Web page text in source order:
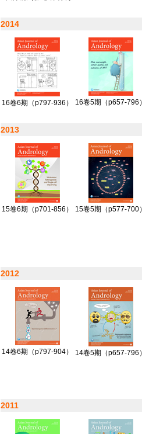
2014
16卷6期（p797-936） 16卷5期（p657-796
2013
15卷6期（p701-856） 15卷5期（p577-700
2012
14卷6期（p797-904） 14卷5期（p657-796
2011